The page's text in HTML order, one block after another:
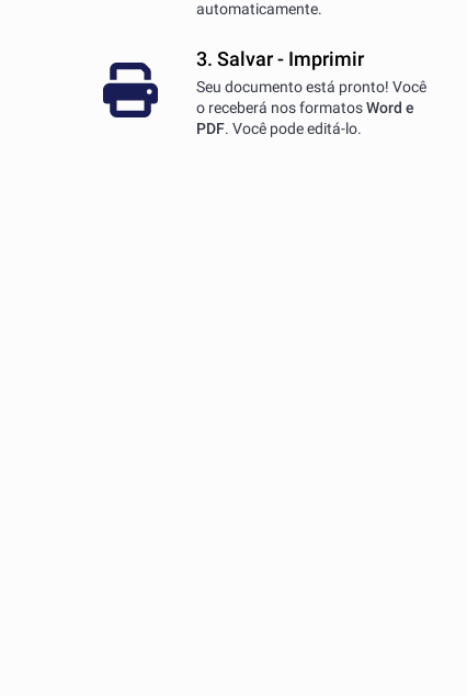
automaticamente.
3. Salvar - Imprimir
Seu documento está pronto! Você
o receberá nos formatosWord e
PDF. Você pode editá-lo.